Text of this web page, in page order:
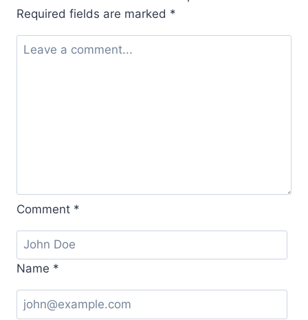
korting
Required fields are marked *
Comment *
Name *